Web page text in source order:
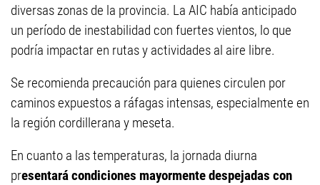
diversas zonas de la provincia. La AIC había anticipado
un período de inestabilidad con fuertes vientos, lo que
podría impactar en rutas y actividades al aire libre.
Se recomienda precaución para quienes circulen por
caminos expuestos a ráfagas intensas, especialmente en
la región cordillerana y meseta.
En cuanto a las temperaturas, la jornada diurna
presentará condiciones mayormente despejadas con